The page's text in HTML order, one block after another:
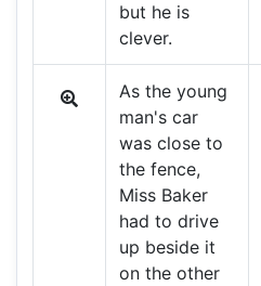
but he is
clever.
As the young
man's car
was close to
the fence,
Miss Baker
had to drive
up beside it
on the other